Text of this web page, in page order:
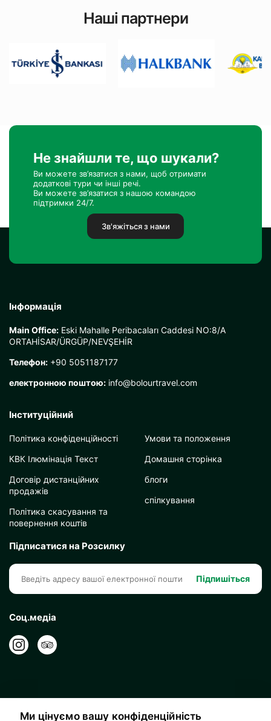
Наші партнери
Не знайшли те, що шукали?
Ви можете зв’язатися з нами, щоб отримати
додаткові тури чи інші речі.
Ви можете зв’язатися з нашою командою
підтримки 24/7.
Зв'яжіться з нами
Інформація
Main Office: Eski Mahalle Peribacaları Caddesi NO:8/A
ORTAHİSAR/ÜRGÜP/NEVŞEHİR
Телефон: +90 5051187177
електронною поштою: info@bolourtravel.com
Інституційний
Політика конфіденційності
КВК Ілюмінація Текст
Договір дистанційних
продажів
Політика скасування та
повернення коштів
Умови та положення
Домашня сторінка
блоги
спілкування
Підписатися на Розсилку
Підпишіться
Соц.медіа
Ми цінуємо вашу конфіденційність